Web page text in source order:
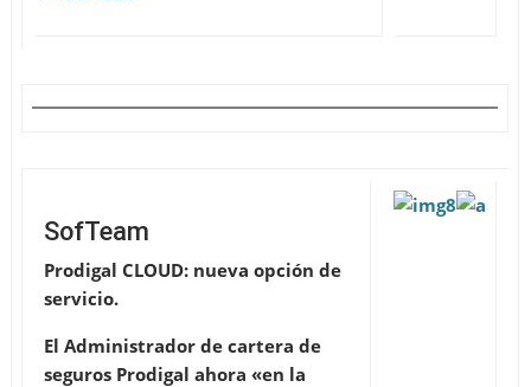
SofTeam
Prodigal CLOUD: nueva opción de
servicio.
El Administrador de cartera de
seguros Prodigal ahora «en la